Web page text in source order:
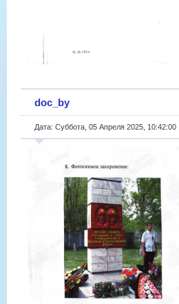
doc_by
Дата: Суббота, 05 Апреля 2025,